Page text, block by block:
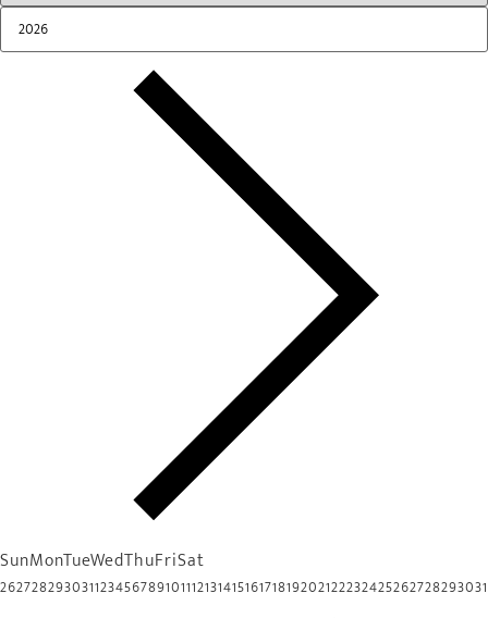
SunMonTueWedThuFriSat
26272829303112345678910111213141516171819202122232425262728293031